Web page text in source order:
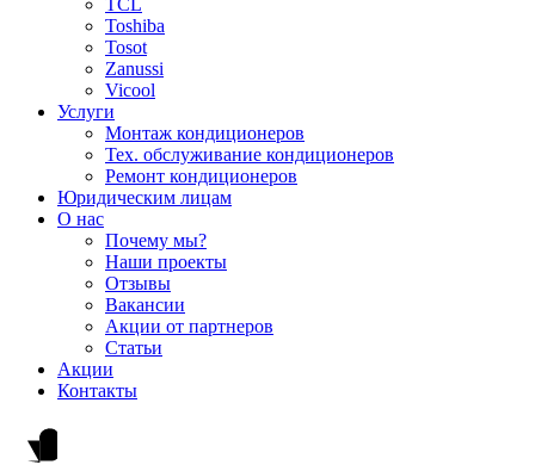
Toshiba
Tosot
Zanussi
Vicool
Услуги
Монтаж кондиционеров
Тех. обслуживание кондиционеров
Ремонт кондиционеров
Юридическим лицам
О нас
Почему мы?
Наши проекты
Отзывы
Вакансии
Акции от партнеров
Статьи
Акции
Контакты